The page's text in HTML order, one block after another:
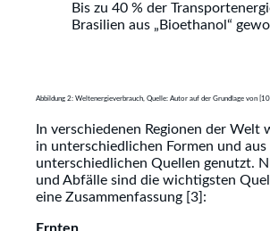
Bis zu 40 % der
Brasilien aus „Bioethanol“
Abbildung 2: Weltenergieverbrauch, Quelle: Autor auf der Grundlage von
In verschiedenen Regionen der Welt
in unterschiedlichen Formen und aus
unterschiedlichen Quellen genutzt.
und Abfälle sind die wichtigsten
eine Zusammenfassung [3]: